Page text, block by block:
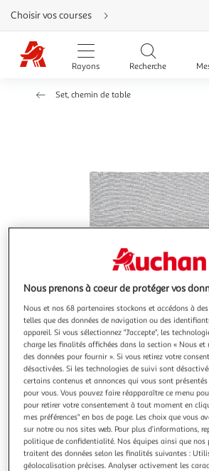
Aller
directement
au
contenu
Aller
directement
Aller
Choisir vos courses
Rayons Recherche
Set, chemin de table
THE HOME DECO FACTORY
Set de table déco lunabel 33x45cm
Informations Techniques : Dimensions :
Matières : 60% Coton, 35% Polyester &
Spécificités : Tendance & Design Set de
Rectangulaire Design Uni Poids : 0,06
En savoir +
Vendu par Paris Prix
Nous prenons à coeur de protéger vos
Nous et nos 68 partenaires stockons et accédons à
telles que des données de navigation ou des
appareil. Si vous sélectionnez "J'accepte", les
charge les finalités affichées dans la section « Nous
des données pour fournir ». Si vous retirez votre
désactivées. Si les technologies de suivi sont
certains contenus et annonces qui vous sont
pour vous. Vous pouvez faire réapparaître ce menu
pour retirer votre consentement à tout moment en
mes préférences" en bas de page. Les choix que vous
sur notre ou nos sites web. Pour plus d’informations,
politique de confidentialité. Nos équipes ainsi que nos
traitent des données selon les finalités suivantes :
géolocalisation précises. Analyser activement les